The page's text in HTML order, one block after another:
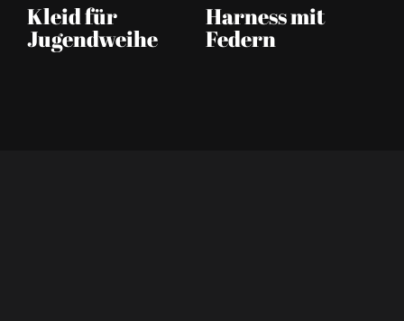
Kleid für
Jugendweihe
Harness mit
Federn